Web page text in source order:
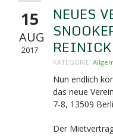
15
AUG
2017
NEUES
KATEGORIE:
Nun endlich
das neue
7-8, 13509
Der